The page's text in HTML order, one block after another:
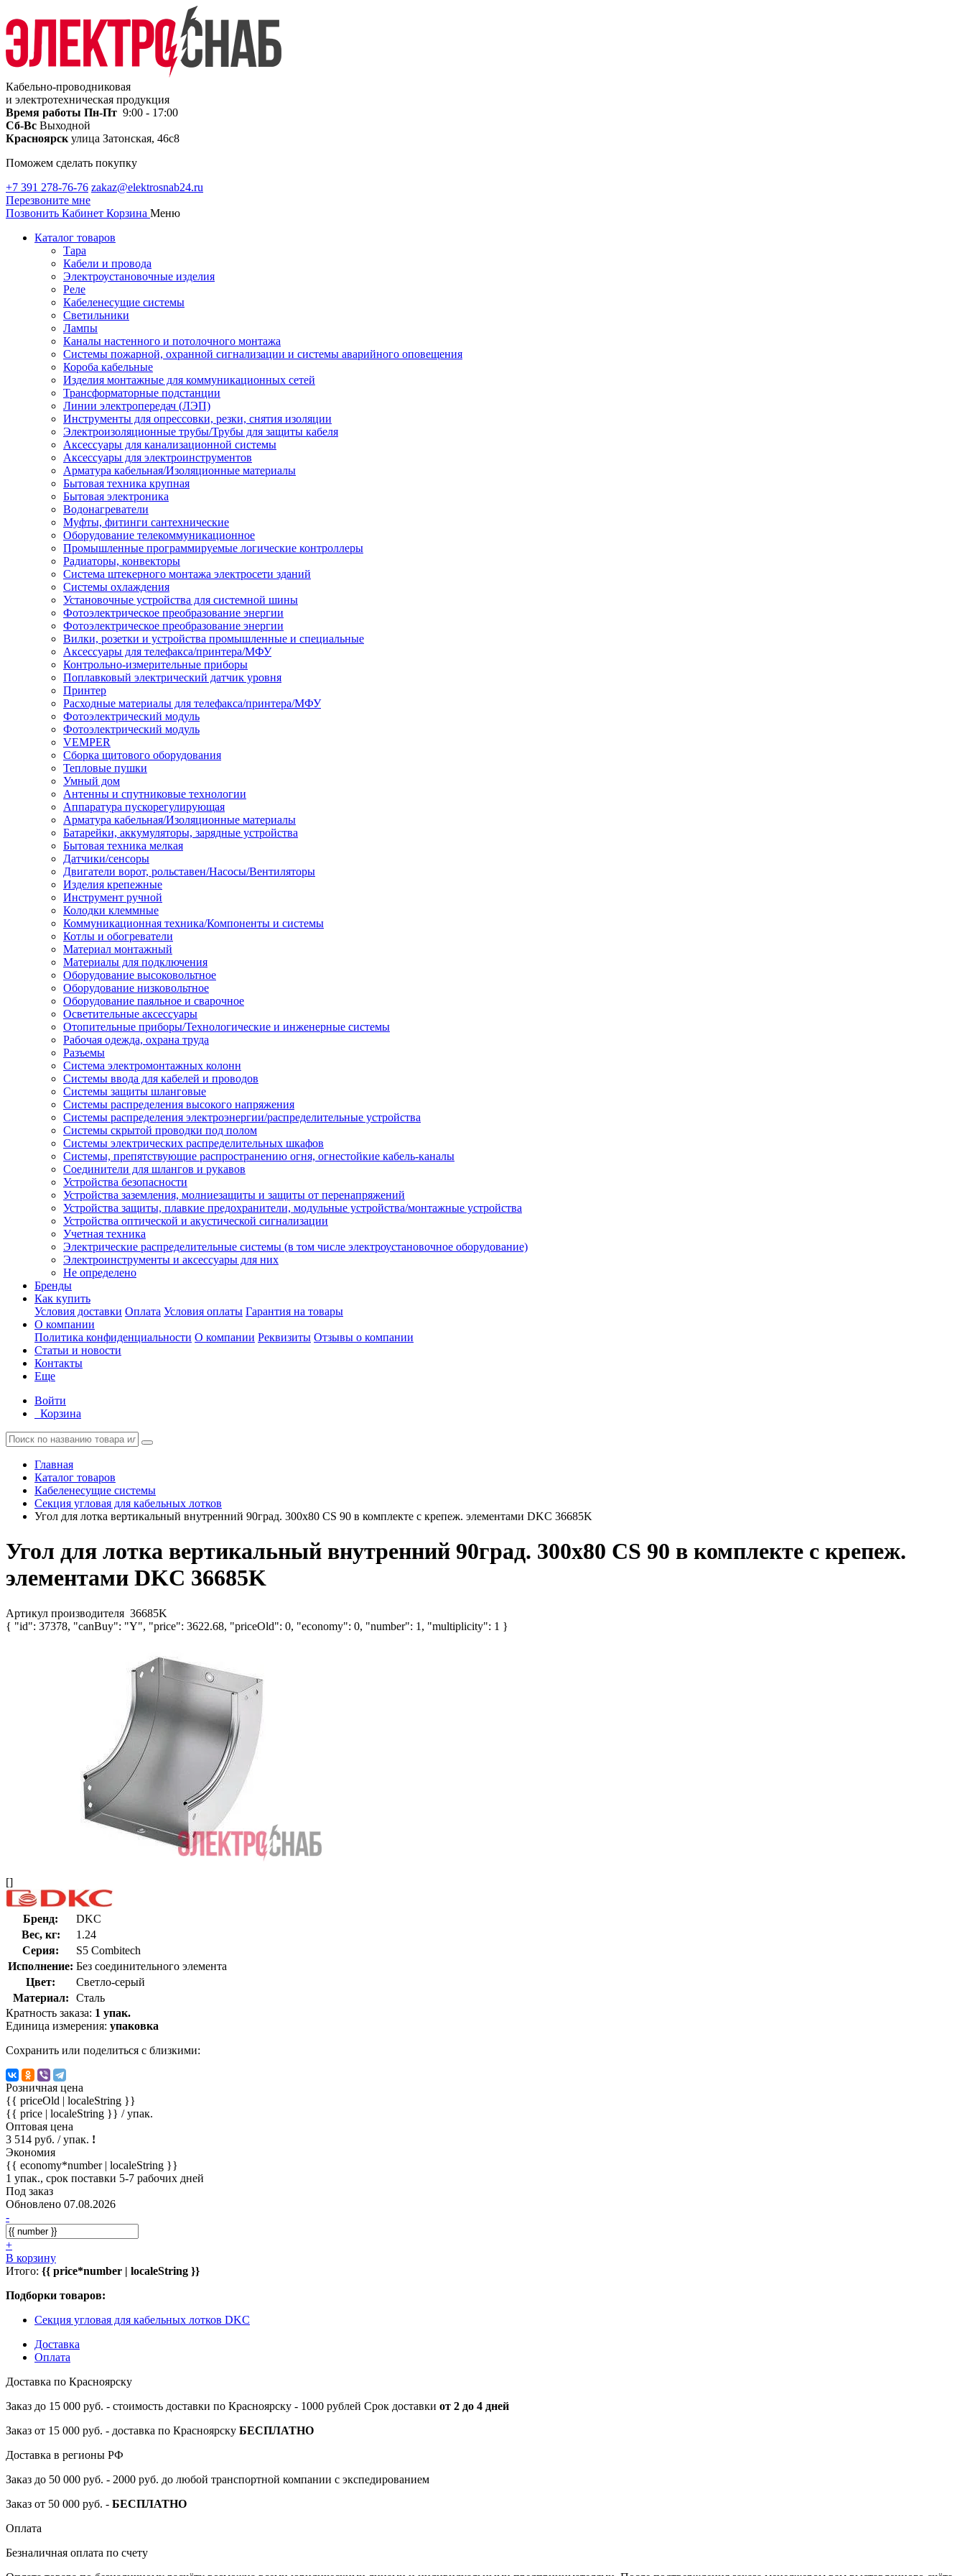
Кабельно-проводниковая
и электротехническая продукция
Время работы Пн-Пт 9:00 - 17:00
Сб-Вс Выходной
Красноярск улица Затонская, 46с8
Поможем сделать покупку
+7 391 278-76-76 zakaz@elektrosnab24.ru
Перезвоните мне
Позвонить Кабинет Корзина Меню
Каталог товаров
Тара
Кабели и провода
Электроустановочные изделия
Реле
Кабеленесущие системы
Светильники
Лампы
Каналы настенного и потолочного монтажа
Системы пожарной, охранной сигнализации и системы аварийного оповещения
Короба кабельные
Изделия монтажные для коммуникационных сетей
Трансформаторные подстанции
Линии электропередач (ЛЭП)
Инструменты для опрессовки, резки, снятия изоляции
Электроизоляционные трубы/Трубы для защиты кабеля
Аксессуары для канализационной системы
Аксессуары для электроинструментов
Арматура кабельная/Изоляционные материалы
Бытовая техника крупная
Бытовая электроника
Водонагреватели
Муфты, фитинги сантехнические
Оборудование телекоммуникационное
Промышленные программируемые логические контроллеры
Радиаторы, конвекторы
Система штекерного монтажа электросети зданий
Системы охлаждения
Установочные устройства для системной шины
Фотоэлектрическое преобразование энергии
Фотоэлектрическое преобразование энергии
Вилки, розетки и устройства промышленные и специальные
Аксессуары для телефакса/принтера/МФУ
Контрольно-измерительные приборы
Поплавковый электрический датчик уровня
Принтер
Расходные материалы для телефакса/принтера/МФУ
Фотоэлектрический модуль
Фотоэлектрический модуль
VEMPER
Сборка щитового оборудования
Тепловые пушки
Умный дом
Антенны и спутниковые технологии
Аппаратура пускорегулирующая
Арматура кабельная/Изоляционные материалы
Батарейки, аккумуляторы, зарядные устройства
Бытовая техника мелкая
Датчики/сенсоры
Двигатели ворот, рольставен/Насосы/Вентиляторы
Изделия крепежные
Инструмент ручной
Колодки клеммные
Коммуникационная техника/Компоненты и системы
Котлы и обогреватели
Материал монтажный
Материалы для подключения
Оборудование высоковольтное
Оборудование низковольтное
Оборудование паяльное и сварочное
Осветительные аксессуары
Отопительные приборы/Технологические и инженерные системы
Рабочая одежда, охрана труда
Разъемы
Система электромонтажных колонн
Системы ввода для кабелей и проводов
Системы защиты шланговые
Системы распределения высокого напряжения
Системы распределения электроэнергии/распределительные устройства
Системы скрытой проводки под полом
Системы электрических распределительных шкафов
Системы, препятствующие распространению огня, огнестойкие кабель-каналы
Соединители для шлангов и рукавов
Устройства безопасности
Устройства заземления, молниезащиты и защиты от перенапряжений
Устройства защиты, плавкие предохранители, модульные устройства/монтажные устройства
Устройства оптической и акустической сигнализации
Учетная техника
Электрические распределительные системы (в том числе электроустановочное оборудование)
Электроинструменты и аксессуары для них
Не определено
Бренды
Как купить
Условия доставки Оплата Условия оплаты Гарантия на товары
О компании
Политика конфиденциальности О компании Реквизиты Отзывы о компании
Статьи и новости
Контакты
Еще
Войти
Корзина
Главная
Каталог товаров
Кабеленесущие системы
Секция угловая для кабельных лотков
Угол для лотка вертикальный внутренний 90град. 300х80 CS 90 в комплекте с крепеж. элементами DKC 36685K
Угол для лотка вертикальный внутренний 90град. 300х80 CS 90 в комплекте с крепеж.
элементами DKC 36685K
Артикул производителя 36685K
{ "id": 37378, "canBuy": "Y", "price": 3622.68, "priceOld": 0, "economy": 0, "number": 1, "multiplicity": 1 }
[]
Бренд:
DKC
Вес, кг:
1.24
Серия:
S5 Combitech
Исполнение: Без соединительного элемента
Цвет:
Светло-серый
Материал:
Сталь
Кратность заказа: 1 упак.
Единица измерения: упаковка
Сохранить или поделиться с близкими:
Розничная цена
{{ priceOld | localeString }}
{{ price | localeString }} / упак.
Оптовая цена
3 514 руб. / упак. !
Экономия
{{ economy*number | localeString }}
1 упак., срок поставки 5-7 рабочих дней
Под заказ
Обновлено 07.08.2026
-
+
В корзину
Итого: {{ price*number | localeString }}
Подборки товаров:
Секция угловая для кабельных лотков DKC
Доставка
Оплата
Доставка по Красноярску
Заказ до 15 000 руб. - стоимость доставки по Красноярску - 1000 рублей Срок доставки от 2 до 4 дней
Заказ от 15 000 руб. - доставка по Красноярску БЕСПЛАТНО
Доставка в регионы РФ
Заказ до 50 000 руб. - 2000 руб. до любой транспортной компании с экспедированием
Заказ от 50 000 руб. - БЕСПЛАТНО
Оплата
Безналичная оплата по счету